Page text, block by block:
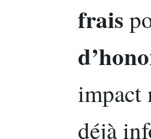
frais
impact
déjà